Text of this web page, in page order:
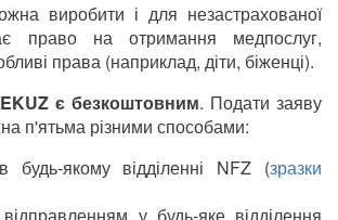
виробити і для незастрахованої
право на отримання медпослуг,
права (наприклад, діти, біженці).
є безкоштовним. Подати заяву
п'ятьма різними способами:
будь-якому відділенні NFZ (зразки